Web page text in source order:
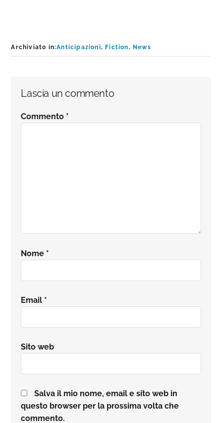
Archiviato in:Anticipazioni, Fiction, News
Interazioni
del
Lascia un commento
Commento *
Nome *
Email *
Sito web
Salva il mio nome, email e sito web in
questo browser per la prossima volta che
commento.